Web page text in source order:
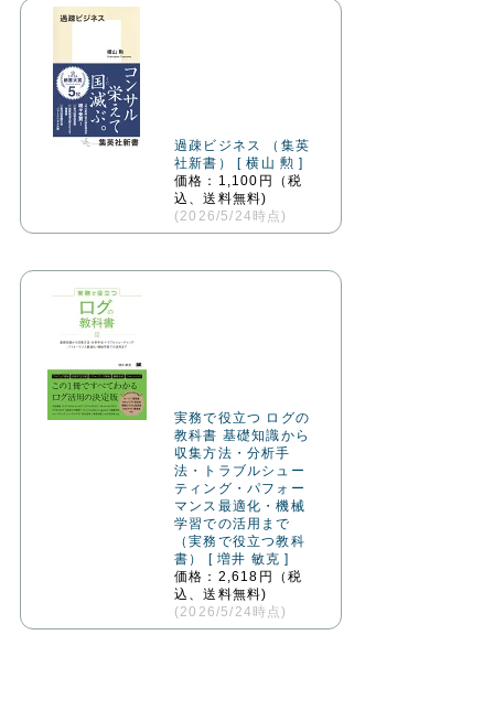
過疎ビジネス （集英
社新書） [ 横山 勲 ]
価格：1,100円（税
込、送料無料)
(2026/5/24時点)
実務で役立つ ログの
教科書 基礎知識から
収集方法・分析手
法・トラブルシュー
ティング・パフォー
マンス最適化・機械
学習での活用まで
（実務で役立つ教科
書） [ 増井 敏克 ]
価格：2,618円（税
込、送料無料)
(2026/5/24時点)